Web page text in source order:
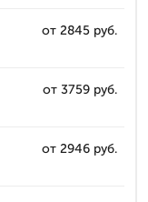
от 2845 руб.
от 3759 руб.
от 2946 руб.